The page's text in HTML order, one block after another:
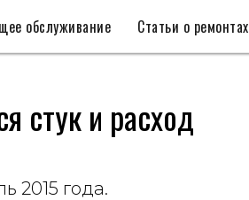
обслуживание Статьи о ремонтах
стук и расход
2015 года.